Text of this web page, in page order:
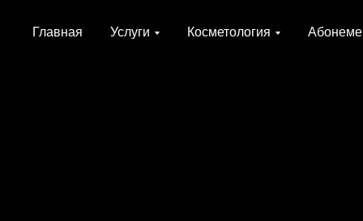
Главная Услуги Косметология